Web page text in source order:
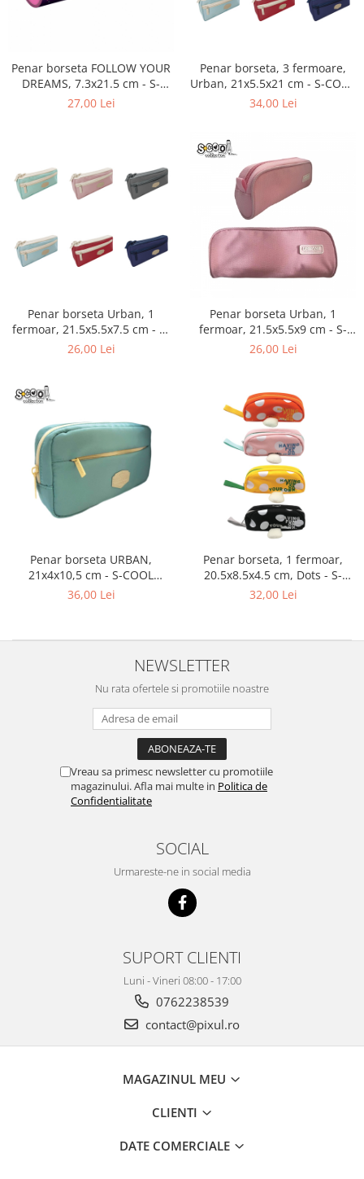
Penar borseta FOLLOW YOUR
DREAMS, 7.3x21.5 cm - S-
COOL SC2519
27,00 Lei
Penar borseta, 3 fermoare,
Urban, 21x5.5x21 cm - S-COOL
SC2576
34,00 Lei
Penar borseta Urban, 1
fermoar, 21.5x5.5x7.5 cm - S-
COOL SC2855-56-57-60
26,00 Lei
Penar borseta Urban, 1
fermoar, 21.5x5.5x9 cm - S-
COOL 2864-65-66
26,00 Lei
Penar borseta URBAN,
21x4x10,5 cm - S-COOL
SC2891-92
36,00 Lei
Penar borseta, 1 fermoar,
20.5x8.5x4.5 cm, Dots - S-
COOL SC3470
32,00 Lei
NEWSLETTER
Nu rata ofertele si promotiile noastre
Vreau sa primesc newsletter cu promotiile
magazinului. Afla mai multe in Politica de
Confidentialitate
SOCIAL
Urmareste-ne in social media
SUPORT CLIENTI
Luni - Vineri 08:00 - 17:00
0762238539
contact@pixul.ro
MAGAZINUL MEU
CLIENTI
DATE COMERCIALE